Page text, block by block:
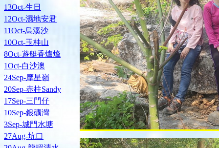
13Oct-生日
12Oct-濕地安君
11Oct-烏溪沙
10Oct-玉桂山
8Oct-遊艇香爐烽
1Oct-白沙澳
24Sep-摩星嶺
20Sep-赤柱Sandy
17Sep-三門仔
10Sep-銀礦灣
3Sep-城門水塘
27Aug-坑口